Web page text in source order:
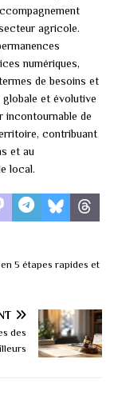
agricole.
numériques,
de besoins et
et évolutive
incontournable de
contribuant
et au
local.
5 étapes rapides et
des